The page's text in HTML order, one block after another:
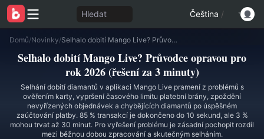
Hledat Čeština /
Domů/Novinky/ Selhalo dobití Mango Live? Průvodce opravou pro rok 2026 (řešení za 3 minuty)
Selhalo dobití Mango Live? Průvodce opravou pro
rok 2026 (řešení za 3 minuty)
Selhání dobití diamantů v aplikaci Mango Live pramení z problémů s
ověřením karty, vypršení časového limitu platební brány, zpoždění
nevyřízených objednávek a chybějících diamantů po úspěšném
zaúčtování platby. 85 % transakcí je dokončeno do 10 sekund, ale 3 %
mohou trvat až 30 minut. Pro vyřešení problému je zásadní pochopit rozdíl
mezi běžnou dobou zpracování a skutečným selháním.